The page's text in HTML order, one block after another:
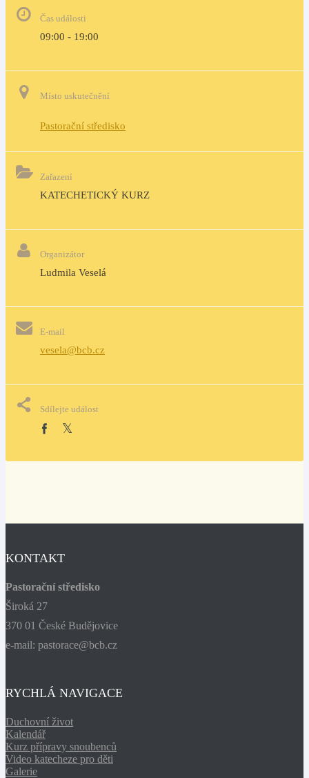
Čas události
09:00 - 19:00
Místo uskutečnění
Pastorační středisko
Zařazení
KATECHETICKÝ KURZ
Organizátor
Ludmila Veselá
E-mail
vesela@bcb.cz
Sdílejte událost
KONTAKT
Pastorační středisko
Široká 27
370 01 České Budějovice
e-mail: pastorace@bcb.cz
RYCHLÁ NAVIGACE
Duchovní život
Kalendář
Kurz přípravy snoubenců
Video katecheze pro děti
Galerie